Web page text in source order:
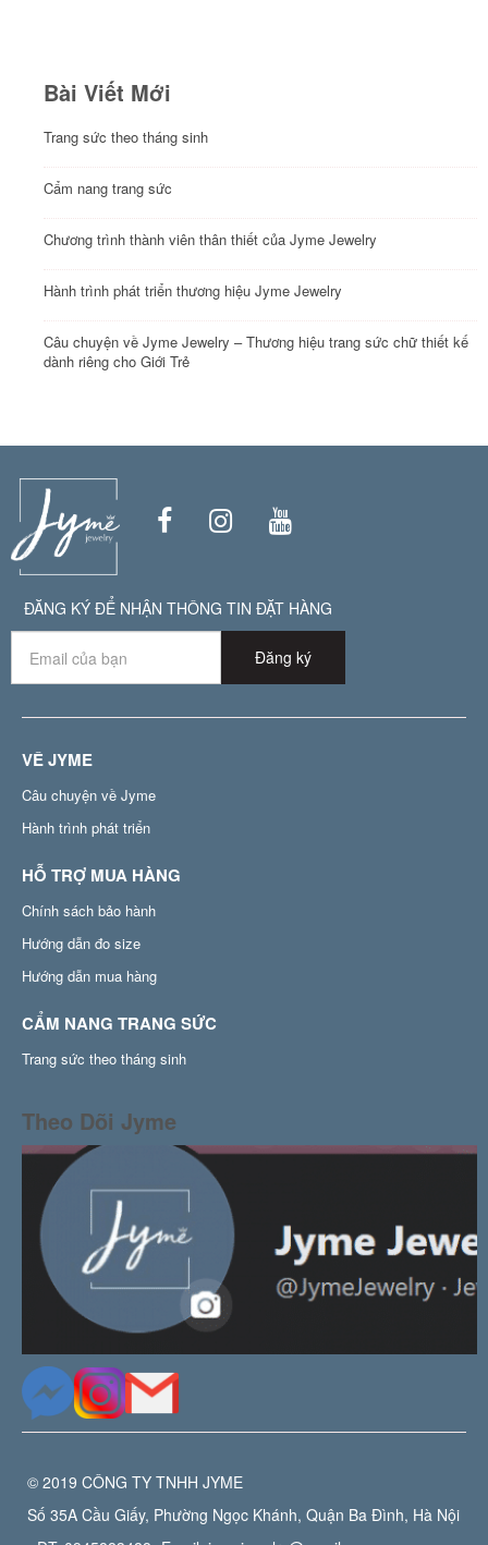
Bài Viết Mới
Trang sức theo tháng sinh
Cẩm nang trang sức
Chương trình thành viên thân thiết của Jyme Jewelry
Hành trình phát triển thương hiệu Jyme Jewelry
Câu chuyện về Jyme Jewelry – Thương hiệu trang sức chữ thiết kế
dành riêng cho Giới Trẻ
ĐĂNG KÝ ĐỂ NHẬN THÔNG TIN ĐẶT HÀNG
Đăng ký
VỀ JYME
Câu chuyện về Jyme
Hành trình phát triển
HỖ TRỢ MUA HÀNG
Chính sách bảo hành
Hướng dẫn đo size
Hướng dẫn mua hàng
CẨM NANG TRANG SỨC
Trang sức theo tháng sinh
Theo Dõi Jyme
© 2019 CÔNG TY TNHH JYME
Số 35A Cầu Giấy, Phường Ngọc Khánh, Quận Ba Đình, Hà Nội